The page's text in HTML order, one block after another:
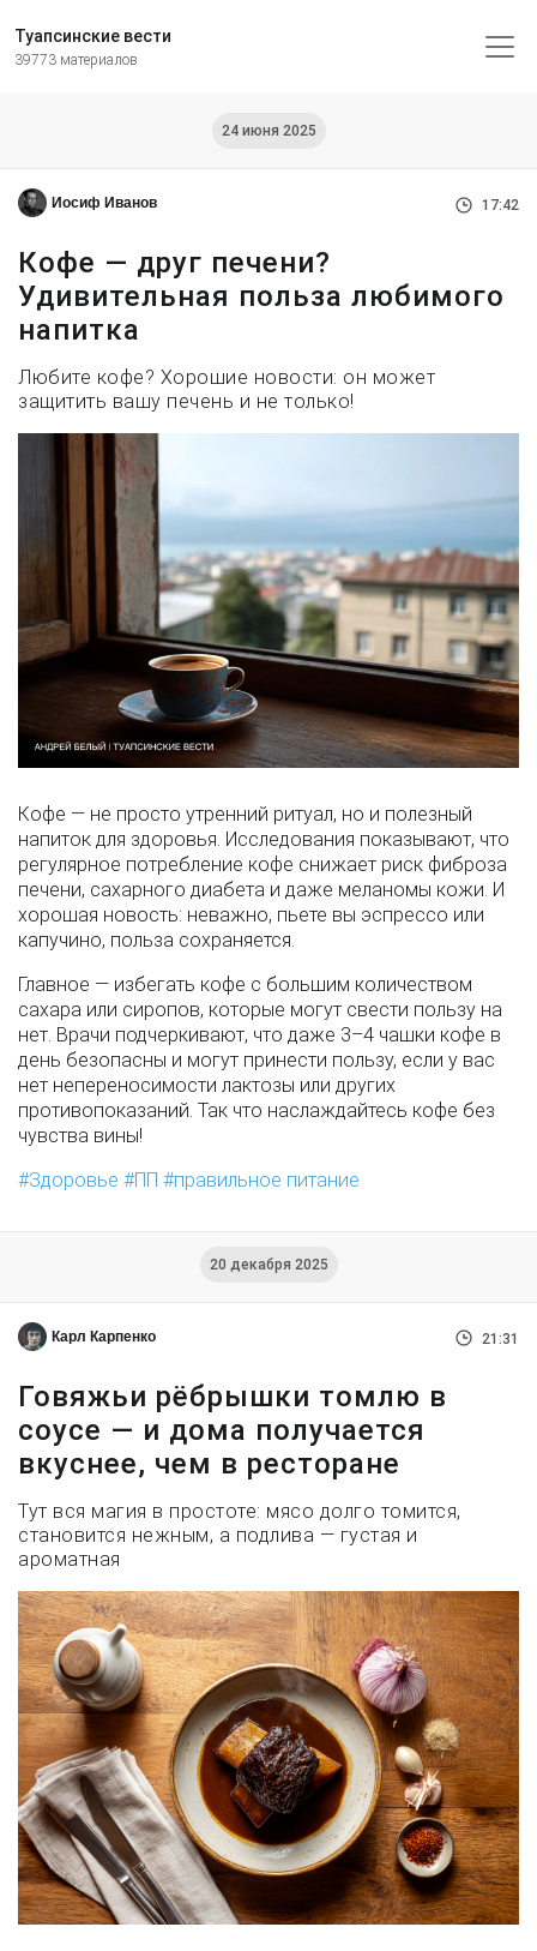
Туапсинские вести
39773 материалов
24 июня 2025
Иосиф Иванов 17:42
Кофе — друг печени?
Удивительная польза любимого
напитка
Любите кофе? Хорошие новости: он может
защитить вашу печень и не только!
Кофе — не просто утренний ритуал, но и полезный
напиток для здоровья. Исследования показывают, что
регулярное потребление кофе снижает риск фиброза
печени, сахарного диабета и даже меланомы кожи. И
хорошая новость: неважно, пьете вы эспрессо или
капучино, польза сохраняется.
Главное — избегать кофе с большим количеством
сахара или сиропов, которые могут свести пользу на
нет. Врачи подчеркивают, что даже 3–4 чашки кофе в
день безопасны и могут принести пользу, если у вас
нет непереносимости лактозы или других
противопоказаний. Так что наслаждайтесь кофе без
чувства вины!
Здоровье
ПП правильное питание
20 декабря 2025
Карл Карпенко 21:31
Говяжьи рёбрышки томлю в
соусе — и дома получается
вкуснее, чем в ресторане
Тут вся магия в простоте: мясо долго томится,
становится нежным, а подлива — густая и
ароматная